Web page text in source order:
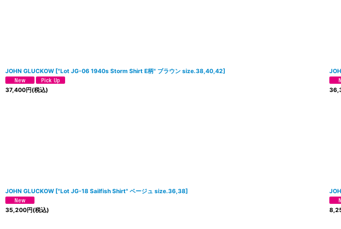
JOHN GLUCKOW ["Lot JG-06 1940s Storm Shirt E柄" ブラウン size.38,40,42]
37,400円(税込)
JOHN GLUCKOW ["Lot JG-18 Sailfish Shirt" ベージュ size.36,38]
35,200円(税込)